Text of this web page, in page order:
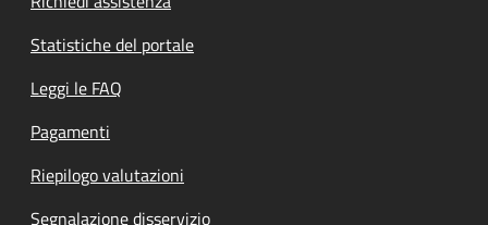
Statistiche del portale
Leggi le FAQ
Pagamenti
Riepilogo valutazioni
Segnalazione disservizio